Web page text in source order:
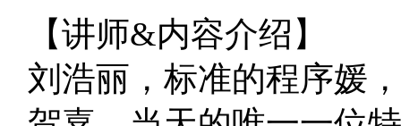
【讲师&内容介绍】
刘浩丽，标准的程序媛